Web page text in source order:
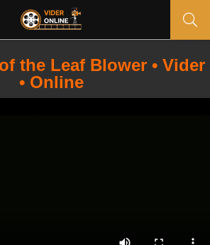
the Leaf Blower • Vider
• Online